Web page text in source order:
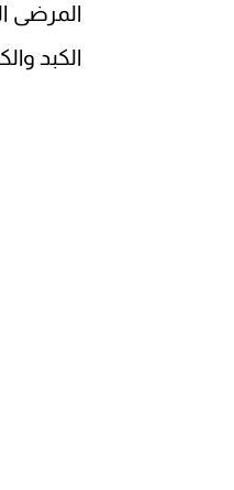
المرضى
الكبد